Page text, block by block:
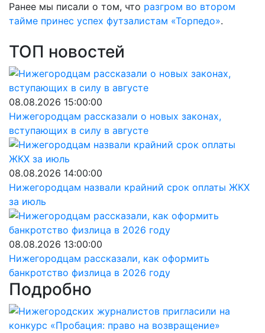
Ранее мы писали о том, что разгром во втором
тайме принес успех футзалистам «Торпедо».
ТОП новостей
08.08.2026 15:00:00
Нижегородцам рассказали о новых законах,
вступающих в силу в августе
08.08.2026 14:00:00
Нижегородцам назвали крайний срок оплаты ЖКХ
за июль
08.08.2026 13:00:00
Нижегородцам рассказали, как оформить
банкротство физлица в 2026 году
Подробно